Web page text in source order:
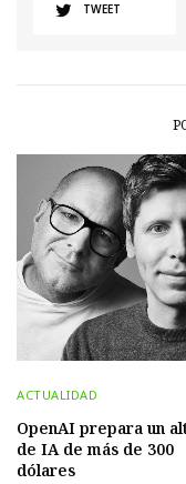
TWEET
ACTUALIDAD
OpenAI prepara un
de IA de más de 300
dólares